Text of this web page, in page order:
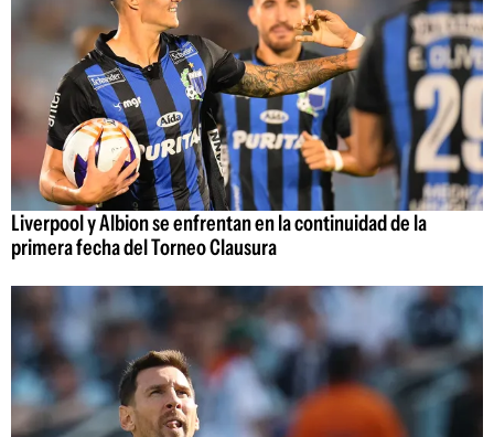
Liverpool y Albion se enfrentan en la continuidad de la
primera fecha del Torneo Clausura